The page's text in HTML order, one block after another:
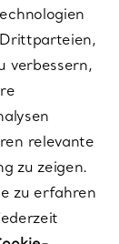
Drittparteien,
verbessern,
relevante
zu zeigen.
zu erfahren